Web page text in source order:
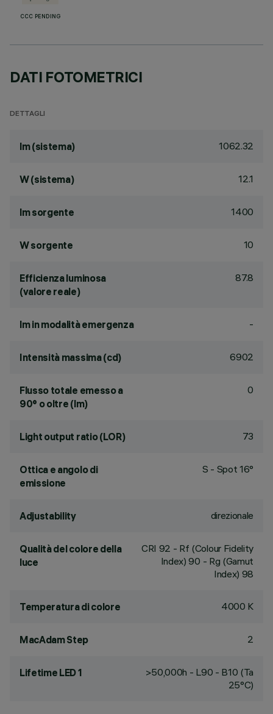
CCC PENDING
DATI FOTOMETRICI
DETTAGLI
lm (sistema) 1062.32
W (sistema) 12.1
lm sorgente 1400
W sorgente 10
Efficienza luminosa
(valore reale)
87.8
lm in modalità emergenza -
Intensità massima (cd) 6902
Flusso totale emesso a
90° o oltre (lm)
0
Light output ratio (LOR) 73
Ottica e angolo di
emissione
S - Spot 16°
Adjustability direzionale
Qualità del colore della
luce
CRI 92 - Rf (Colour Fidelity
Index) 90 - Rg (Gamut
Index) 98
Temperatura di colore 4000 K
MacAdam Step 2
Lifetime LED 1
>50,000h - L90 - B10 (Ta
25°C)